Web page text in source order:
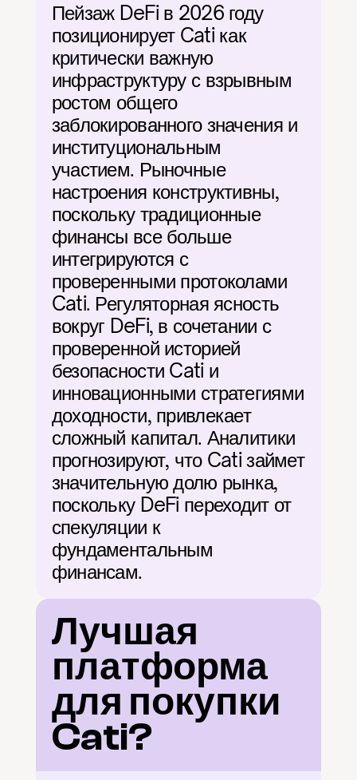
Пейзаж DeFi в 2026 году
позиционирует Cati как
критически важную
инфраструктуру с взрывным
ростом общего
заблокированного значения и
институциональным
участием. Рыночные
настроения конструктивны,
поскольку традиционные
финансы все больше
интегрируются с
проверенными протоколами
Cati. Регуляторная ясность
вокруг DeFi, в сочетании с
проверенной историей
безопасности Cati и
инновационными стратегиями
доходности, привлекает
сложный капитал. Аналитики
прогнозируют, что Cati займет
значительную долю рынка,
поскольку DeFi переходит от
спекуляции к
фундаментальным
финансам.
Лучшая
платформа
для покупки
Cati?